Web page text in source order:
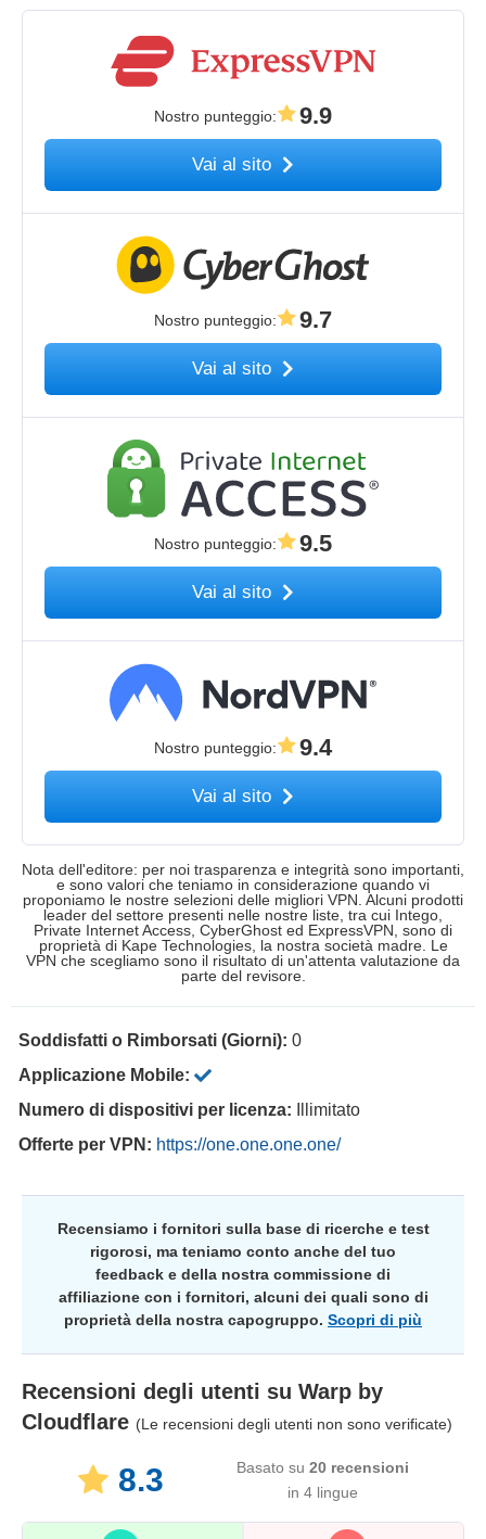
Nostro punteggio: 9.9
Vai al sito
Nostro punteggio: 9.7
Vai al sito
Nostro punteggio: 9.5
Vai al sito
Nostro punteggio: 9.4
Vai al sito
Nota dell'editore: per noi trasparenza e integrità sono importanti,
e sono valori che teniamo in considerazione quando vi
proponiamo le nostre selezioni delle migliori VPN. Alcuni prodotti
leader del settore presenti nelle nostre liste, tra cui Intego,
Private Internet Access, CyberGhost ed ExpressVPN, sono di
proprietà di Kape Technologies, la nostra società madre. Le
VPN che scegliamo sono il risultato di un'attenta valutazione da
parte del revisore.
Soddisfatti o Rimborsati (Giorni): 0
Applicazione Mobile:
Numero di dispositivi per licenza:
Illimitato
Offerte per VPN: https://one.one.one.one/
Recensiamo i fornitori sulla base di ricerche e test
rigorosi, ma teniamo conto anche del tuo
feedback e della nostra commissione di
affiliazione con i fornitori, alcuni dei quali sono di
proprietà della nostra capogruppo. Scopri di più
Recensioni degli utenti su Warp by
Cloudflare (Le recensioni degli utenti non sono verificate)
8.3 Basato su 20recensioni
in 4 lingue